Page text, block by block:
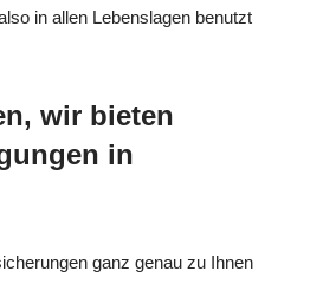
in allen Lebenslagen benutzt
wir bieten
in
ganz genau zu Ihnen